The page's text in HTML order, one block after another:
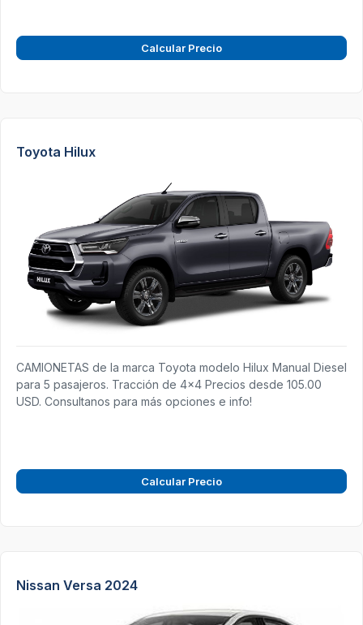
Calcular Precio
Toyota Hilux
CAMIONETAS de la marca Toyota modelo Hilux Manual Diesel
para 5 pasajeros. Tracción de 4x4 Precios desde 105.00
USD. Consultanos para más opciones e info!
Calcular Precio
Nissan Versa 2024